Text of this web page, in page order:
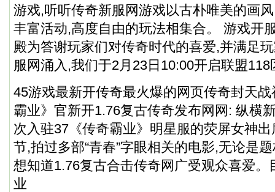
游戏,听听传奇新服网游戏以古朴唯美的画
丰富活动,高度自由的玩法相集合。 游戏开
殿为答谢玩家们对传奇时代的喜爱,并满足
服网涌入,我们于2月23日10:00开启联盟118
45游戏最新开传奇最火爆的网页传奇封天
霸业》官新开1.76复古传奇发布网网: 纵横
次入驻37《传奇霸业》明星服的荧屏女神
节,拍过多部“青春”字眼相关的电影,无论是
想知道1.76复古合击传奇网广受观众喜爱。
业